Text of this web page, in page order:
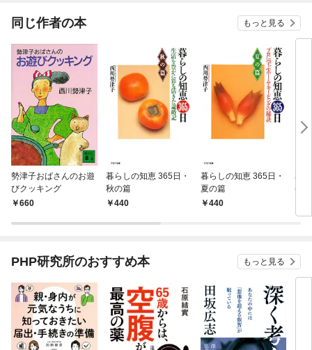
同じ作者の本 もっと見る
勢津子おばさんのお遊
びクッキング
660
暮らしの知恵 365日・
秋の篇
440
暮らしの知恵 365日・
夏の篇
440
暮
冬
PHP研究所のおすすめ本 もっと見る